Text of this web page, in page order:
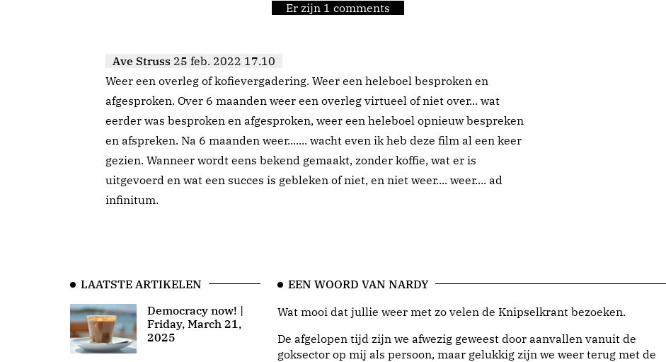
Er zijn 1 comments
Ave Struss 25 feb. 2022 17.10
Weer een overleg of kofievergadering. Weer een heleboel besproken en
afgesproken. Over 6 maanden weer een overleg virtueel of niet over... wat
eerder was besproken en afgesproken, weer een heleboel opnieuw bespreken
en afspreken. Na 6 maanden weer....... wacht even ik heb deze film al een keer
gezien. Wanneer wordt eens bekend gemaakt, zonder koffie, wat er is
uitgevoerd en wat een succes is gebleken of niet, en niet weer.... weer.... ad
infinitum.
LAATSTE ARTIKELEN
Democracy now! |
Friday, March 21,
2025
EEN WOORD VAN NARDY
Wat mooi dat jullie weer met zo velen de Knipselkrant bezoeken.
De afgelopen tijd zijn we afwezig geweest door aanvallen vanuit de
goksector op mij als persoon, maar gelukkig zijn we weer terug met de